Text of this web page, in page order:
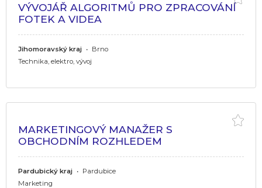
VÝVOJÁŘ ALGORITMŮ PRO ZPRACOVÁNÍ
FOTEK A VIDEA
Jihomoravský kraj • Brno
Technika, elektro, vývoj
MARKETINGOVÝ MANAŽER S
OBCHODNÍM ROZHLEDEM
Pardubický kraj • Pardubice
Marketing